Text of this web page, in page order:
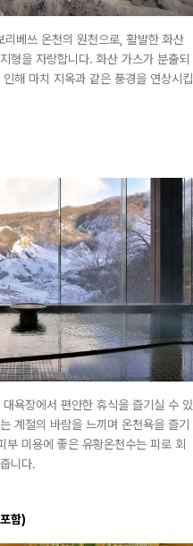
베쓰 온천의 원천으로, 활발한 화산
형을 자랑합니다. 화산 가스가 분출되
해 마치 지옥과 같은 풍경을 연상시킵
욕장에서 편안한 휴식을 즐기실 수 있
계절의 바람을 느끼며 온천욕을 즐기
부 미용에 좋은 유황온천수는 피로 회
니다.
함)